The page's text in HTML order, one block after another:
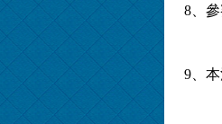
8、
9、